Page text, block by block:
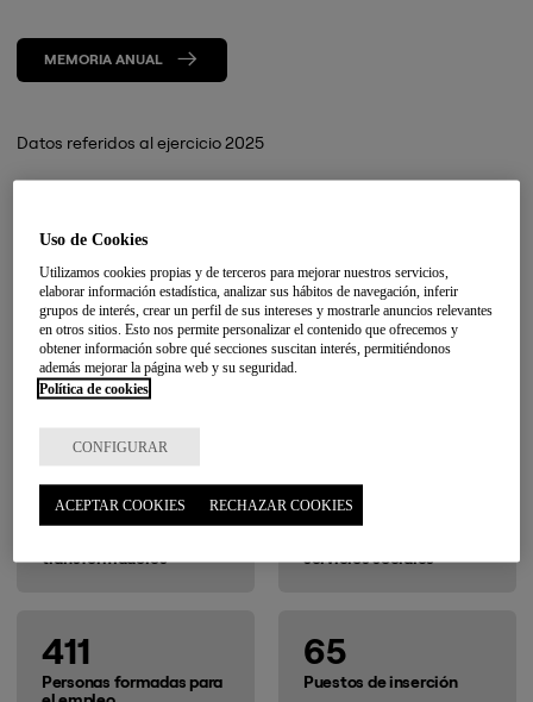
MEMORIA ANUAL
Datos referidos al ejercicio 2025
45
Años de historia Personas trabajadoras
62
Alianzas con otras
12.5M€
23
transformadores
3.055
servicios sociales
411
Personas formadas para
65
Puestos de inserción
Uso de Cookies
Utilizamos cookies propias y de terceros para mejorar nuestros servicios,
elaborar información estadística, analizar sus hábitos de navegación, inferir
grupos de interés, crear un perfil de sus intereses y mostrarle anuncios relevantes
en otros sitios. Esto nos permite personalizar el contenido que ofrecemos y
obtener información sobre qué secciones suscitan interés, permitiéndonos
además mejorar la página web y su seguridad.
Política de cookies
CONFIGURAR
RECHAZAR COOKIES
ACEPTAR COOKIES